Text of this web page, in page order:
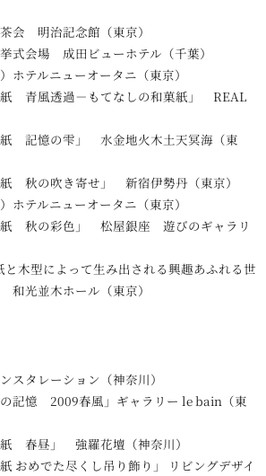
会 明治記念館（東京）
式会場 成田ビューホテル（千葉）
テルニューオータニ（東京）
青風透過－もてなしの和菓紙」 REAL
記憶の雫」 水金地火木土天冥海（東
秋の吹き寄せ」 新宿伊勢丹（東京）
テルニューオータニ（東京）
紙 秋の彩色」 松屋銀座 遊びのギャラリ
と木型によって生み出される興趣あふれる世
光並木ホール（東京）
タレーション（神奈川）
記憶 2009春風」ギャラリー le bain（東
春昼」 強羅花壇（神奈川）
おめでた尽くし吊り飾り」 リビングデザイ